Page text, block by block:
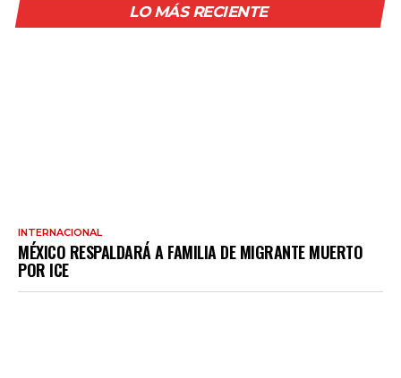
LO MÁS RECIENTE
INTERNACIONAL
MÉXICO RESPALDARÁ A FAMILIA DE MIGRANTE MUERTO
POR ICE